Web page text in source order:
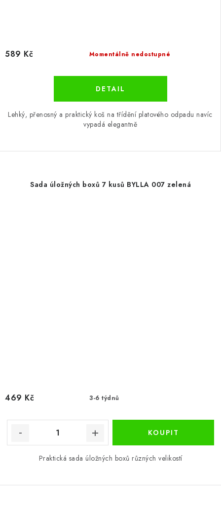
Momentálně nedostupné
589 Kč
Lehký, přenosný a praktický koš na třídění platového odpadu navíc
vypadá elegantně
Sada úložných boxů 7 kusů BYLLA 007 zelená
3-6 týdnů
469 Kč
Praktická sada úložných boxů různých velikostí